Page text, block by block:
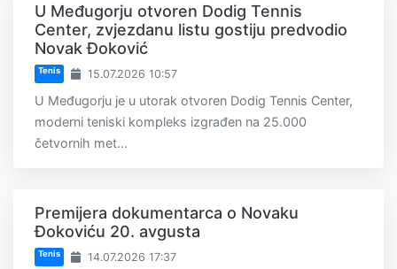
U Međugorju otvoren Dodig Tennis
Center, zvjezdanu listu gostiju predvodio
Novak Đoković
Tenis 15.07.2026 10:57
U Međugorju je u utorak otvoren Dodig Tennis Center,
moderni teniski kompleks izgrađen na 25.000
četvornih met...
Premijera dokumentarca o Novaku
Đokoviću 20. avgusta
Tenis 14.07.2026 17:37